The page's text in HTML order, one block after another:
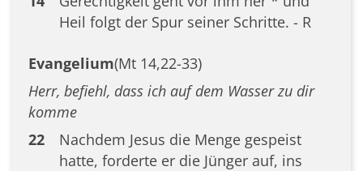
Heil folgt der Spur seiner Schritte. - R
Evangelium(Mt 14,22-33)
Herr, befiehl, dass ich auf dem Wasser zu dir
komme
22
Nachdem Jesus die Menge gespeist
hatte, forderte er die Jünger auf, ins